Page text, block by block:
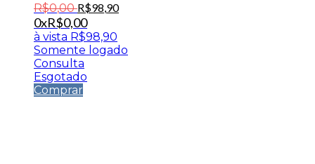
R$0,00 R$98,90
0xR$0,00
à vista R$98,90
Somente logado
Consulta
Esgotado
Comprar